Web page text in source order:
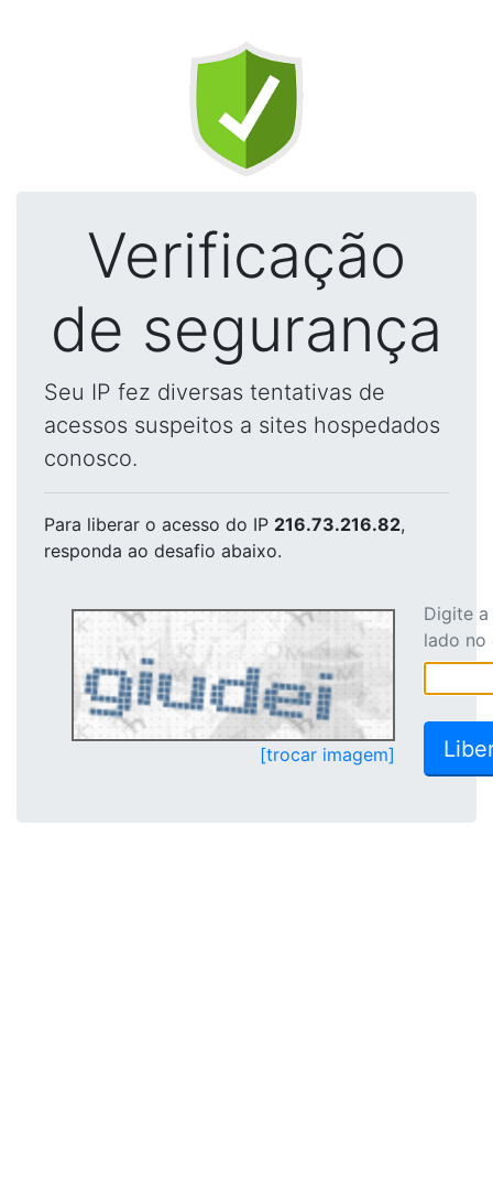
Verificação
de segurança
Seu IP fez diversas tentativas de
acessos suspeitos a sites hospedados
conosco.
Para liberar o acesso do IP 216.73.216.82,
responda ao desafio abaixo.
[trocar imagem]
Digite
lado no